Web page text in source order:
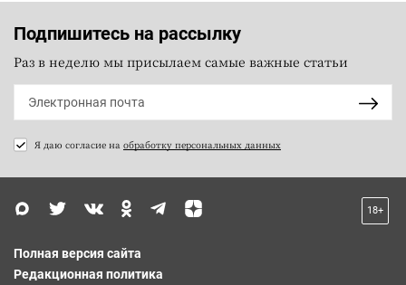
Подпишитесь на рассылку
Раз в неделю мы присылаем самые важные статьи
Я даю согласие на обработку персональных данных
18+
Полная версия сайта
Редакционная политика